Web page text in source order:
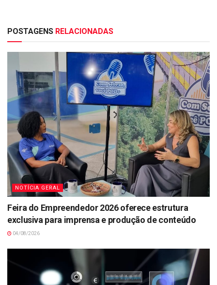
POSTAGENS RELACIONADAS
NOTÍCIA GERAL
Feira do Empreendedor 2026 oferece estrutura
exclusiva para imprensa e produção de conteúdo
04/08/2026